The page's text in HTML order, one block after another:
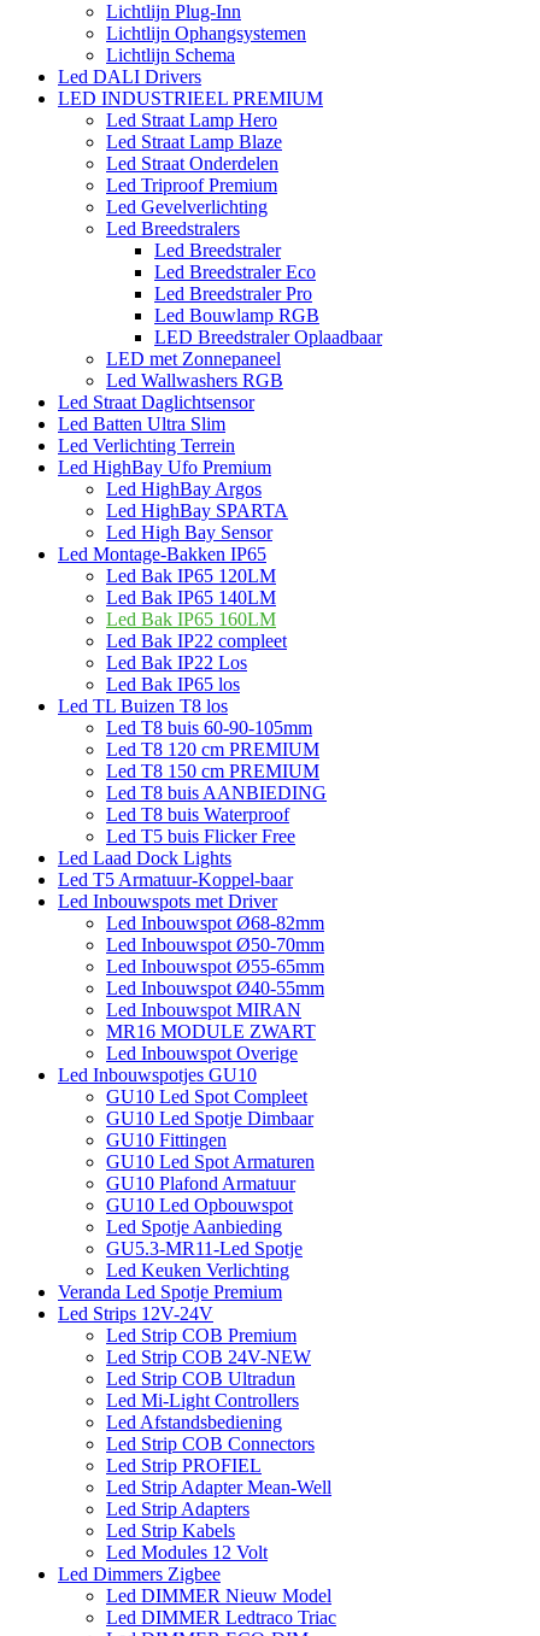
Lichtlijn Plug-Inn
Lichtlijn Ophangsystemen
Lichtlijn Schema
Led DALI Drivers
LED INDUSTRIEEL PREMIUM
Led Straat Lamp Hero
Led Straat Lamp Blaze
Led Straat Onderdelen
Led Triproof Premium
Led Gevelverlichting
Led Breedstralers
Led Breedstraler
Led Breedstraler Eco
Led Breedstraler Pro
Led Bouwlamp RGB
LED Breedstraler Oplaadbaar
LED met Zonnepaneel
Led Wallwashers RGB
Led Straat Daglichtsensor
Led Batten Ultra Slim
Led Verlichting Terrein
Led HighBay Ufo Premium
Led HighBay Argos
Led HighBay SPARTA
Led High Bay Sensor
Led Montage-Bakken IP65
Led Bak IP65 120LM
Led Bak IP65 140LM
Led Bak IP65 160LM
Led Bak IP22 compleet
Led Bak IP22 Los
Led Bak IP65 los
Led TL Buizen T8 los
Led T8 buis 60-90-105mm
Led T8 120 cm PREMIUM
Led T8 150 cm PREMIUM
Led T8 buis AANBIEDING
Led T8 buis Waterproof
Led T5 buis Flicker Free
Led Laad Dock Lights
Led T5 Armatuur-Koppel-baar
Led Inbouwspots met Driver
Led Inbouwspot Ø68-82mm
Led Inbouwspot Ø50-70mm
Led Inbouwspot Ø55-65mm
Led Inbouwspot Ø40-55mm
Led Inbouwspot MIRAN
MR16 MODULE ZWART
Led Inbouwspot Overige
Led Inbouwspotjes GU10
GU10 Led Spot Compleet
GU10 Led Spotje Dimbaar
GU10 Fittingen
GU10 Led Spot Armaturen
GU10 Plafond Armatuur
GU10 Led Opbouwspot
Led Spotje Aanbieding
GU5.3-MR11-Led Spotje
Led Keuken Verlichting
Veranda Led Spotje Premium
Led Strips 12V-24V
Led Strip COB Premium
Led Strip COB 24V-NEW
Led Strip COB Ultradun
Led Mi-Light Controllers
Led Afstandsbediening
Led Strip COB Connectors
Led Strip PROFIEL
Led Strip Adapter Mean-Well
Led Strip Adapters
Led Strip Kabels
Led Modules 12 Volt
Led Dimmers Zigbee
Led DIMMER Nieuw Model
Led DIMMER Ledtraco Triac